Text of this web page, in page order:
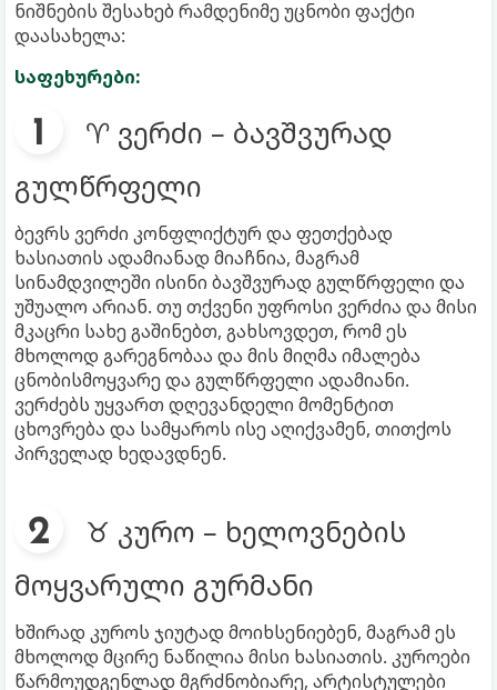
ნიშნების შესახებ რამდენიმე უცნობი ფაქტი
დაასახელა:
საფეხურები:
♈ ვერძი – ბავშვურად
გულწრფელი
ბევრს ვერძი კონფლიქტურ და ფეთქებად
ხასიათის ადამიანად მიაჩნია, მაგრამ
სინამდვილეში ისინი ბავშვურად გულწრფელი და
უშუალო არიან. თუ თქვენი უფროსი ვერძია და მისი
მკაცრი სახე გაშინებთ, გახსოვდეთ, რომ ეს
მხოლოდ გარეგნობაა და მის მიღმა იმალება
ცნობისმოყვარე და გულწრფელი ადამიანი.
ვერძებს უყვართ დღევანდელი მომენტით
ცხოვრება და სამყაროს ისე აღიქვამენ, თითქოს
პირველად ხედავდნენ.
♉ კურო – ხელოვნების
მოყვარული გურმანი
ხშირად კუროს ჯიუტად მოიხსენიებენ, მაგრამ ეს
მხოლოდ მცირე ნაწილია მისი ხასიათის. კუროები
წარმოუდგენლად მგრძნობიარე, არტისტულები